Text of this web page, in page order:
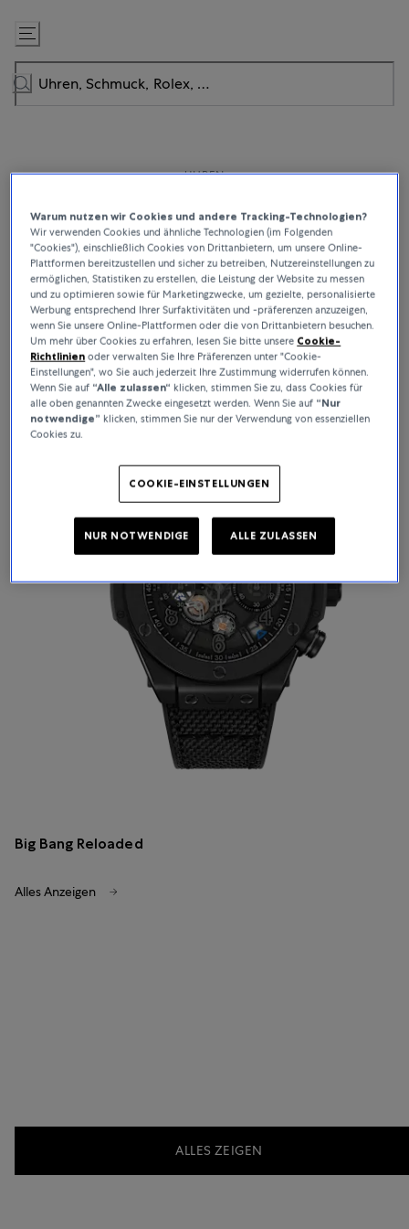
Zum
Inhalt
springen
UHREN
Hublot
Hublot verbindet Tradition und Innovation und fertigt einzigartige
Schweizer Uhren, die die Kunst der Zeitmessung neu definieren.
Angetrieben von Kreativität und Innovationsgeist verkörpern die
ikonischen Designs und einzigartigen Materialien von Hublot die
Leidenschaft für Exzellenz und das Bestreben, sich von anderen
abzuheben.
Big Bang Reloaded
Alles Anzeigen
ALLES ZEIGEN
Warum nutzen wir Cookies und andere Tracking-Technologien?
Wir verwenden Cookies und ähnliche Technologien (im Folgenden
"Cookies"), einschließlich Cookies von Drittanbietern, um unsere Online-
Plattformen bereitzustellen und sicher zu betreiben, Nutzereinstellungen zu
ermöglichen, Statistiken zu erstellen, die Leistung der Website zu messen
und zu optimieren sowie für Marketingzwecke, um gezielte, personalisierte
Werbung entsprechend Ihrer Surfaktivitäten und -präferenzen anzuzeigen,
wenn Sie unsere Online-Plattformen oder die von Drittanbietern besuchen.
Um mehr über Cookies zu erfahren, lesen Sie bitte unsere Cookie-
Richtlinien oder verwalten Sie Ihre Präferenzen unter "Cookie-
Einstellungen", wo Sie auch jederzeit Ihre Zustimmung widerrufen können.
Wenn Sie auf “Alle zulassen“ klicken, stimmen Sie zu, dass Cookies für
alle oben genannten Zwecke eingesetzt werden. Wenn Sie auf “Nur
notwendige” klicken, stimmen Sie nur der Verwendung von essenziellen
Cookies zu.
COOKIE-EINSTELLUNGEN
NUR NOTWENDIGE ALLE ZULASSEN